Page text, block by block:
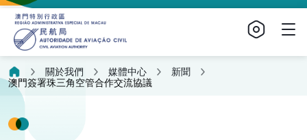
關於我們 媒體中心
新聞
澳門簽署珠三角空管合作交流協議